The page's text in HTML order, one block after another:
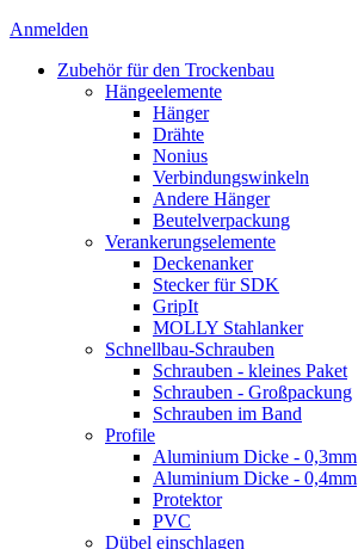
Anmelden
Zubehör für den Trockenbau
Hängeelemente
Hänger
Drähte
Nonius
Verbindungswinkeln
Andere Hänger
Beutelverpackung
Verankerungselemente
Deckenanker
Stecker für SDK
GripIt
MOLLY Stahlanker
Schnellbau-Schrauben
Schrauben - kleines Paket
Schrauben - Großpackung
Schrauben im Band
Profile
Aluminium Dicke - 0,3mm
Aluminium Dicke - 0,4mm
Protektor
PVC
Dübel einschlagen